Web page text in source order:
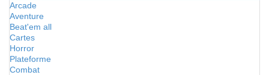
Arcade
Aventure
Beat'em all
Cartes
Horror
Plateforme
Combat